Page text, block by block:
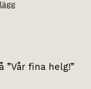
”Vår fina helg!”